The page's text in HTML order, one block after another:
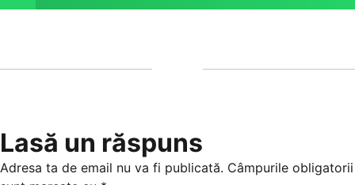
Lasă un răspuns
Adresa ta de email nu va fi publicată. Câmpurile obligatorii